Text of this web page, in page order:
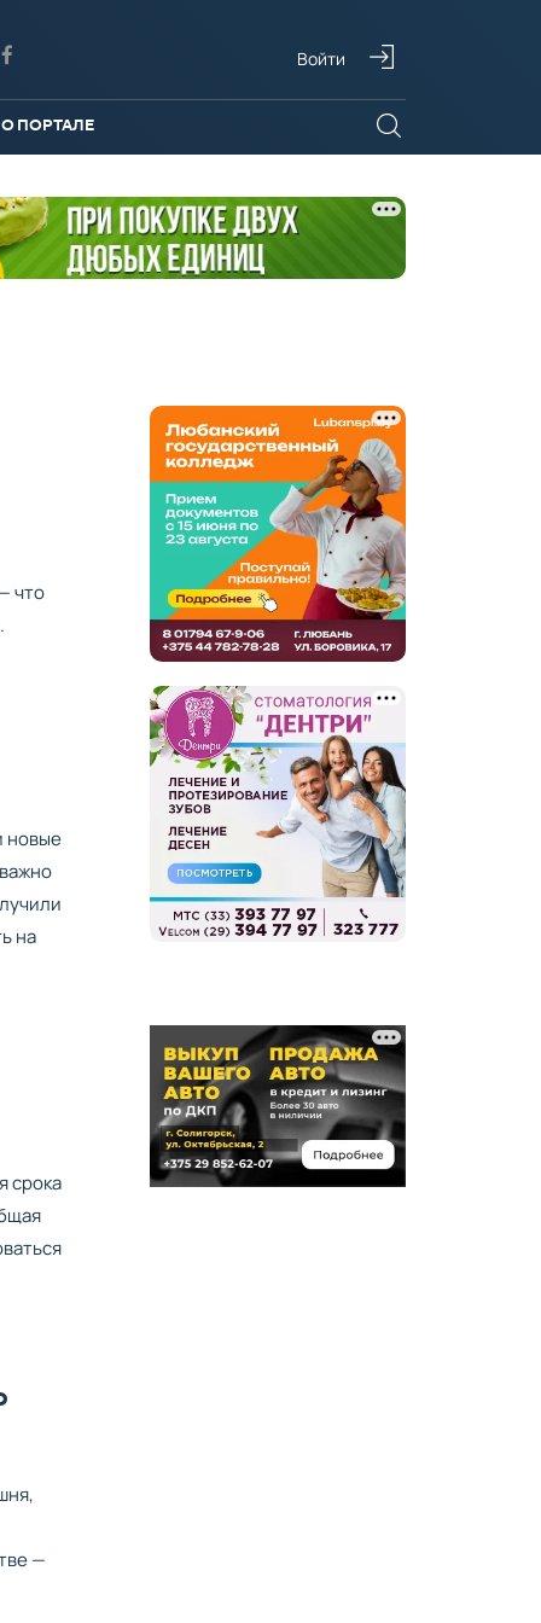
Войти
О ПОРТАЛЕ
что
новые
на
срока
—